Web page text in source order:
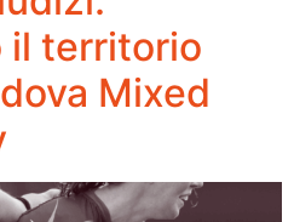
il territorio
Mixed